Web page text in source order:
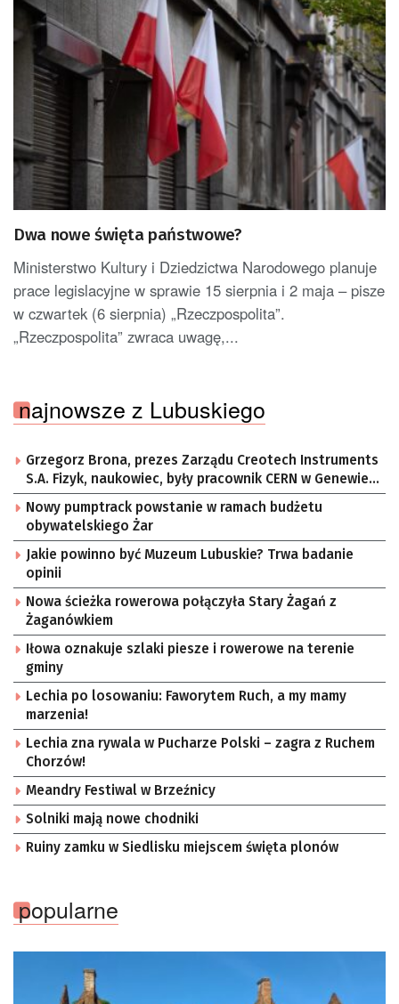
Dwa nowe święta państwowe?
Ministerstwo Kultury i Dziedzictwa Narodowego planuje
prace legislacyjne w sprawie 15 sierpnia i 2 maja – pisze
w czwartek (6 sierpnia) „Rzeczpospolita”.
„Rzeczpospolita” zwraca uwagę,...
najnowsze z Lubuskiego
Grzegorz Brona, prezes Zarządu Creotech Instruments
S.A. Fizyk, naukowiec, były pracownik CERN w Genewie,
przedsiębiorca i nauczyciel akademicki, doktor
habilitowany nauk fizycznych, koordynator Rady
Sektorowej ds. Kompetencji Przemysłu Lotniczo-
Kosmicznego oraz członek Komitetu Badań
Kosmicznych i Satelitarnych PAN.
Nowy pumptrack powstanie w ramach budżetu
obywatelskiego Żar
Jakie powinno być Muzeum Lubuskie? Trwa badanie
opinii
Nowa ścieżka rowerowa połączyła Stary Żagań z
Żaganówkiem
Iłowa oznakuje szlaki piesze i rowerowe na terenie
gminy
Lechia po losowaniu: Faworytem Ruch, a my mamy
marzenia!
Lechia zna rywala w Pucharze Polski – zagra z Ruchem
Chorzów!
Meandry Festiwal w Brzeźnicy
Solniki mają nowe chodniki
Ruiny zamku w Siedlisku miejscem święta plonów
popularne